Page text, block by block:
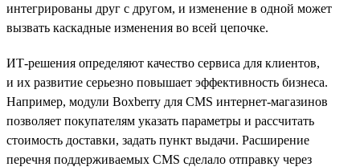
интегрированы друг с другом, и изменение в одной может
вызвать каскадные изменения во всей цепочке.
ИТ-решения определяют качество сервиса для клиентов,
и их развитие серьезно повышает эффективность бизнеса.
Например, модули Boxberry для CMS интернет-магазинов
позволяет покупателям указать параметры и рассчитать
стоимость доставки, задать пункт выдачи. Расширение
перечня поддерживаемых CMS сделало отправку через